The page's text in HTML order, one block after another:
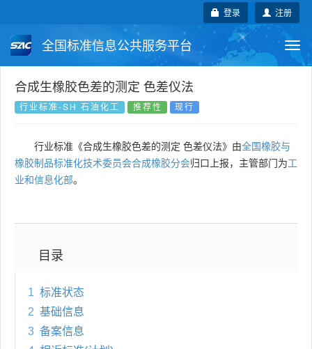
注册
登录
全国标准信息公共服务平台
国家标准 行业标准
国外标准 技术委员会
合成生橡胶色差的测定 色差仪法
行业标准-SH 石油化工 推荐性 现行
行业标准《合成生橡胶色差的测定 色差仪法》由全国橡胶与
橡胶制品标准化技术委员会合成橡胶分会归口上报，主管部门为工
业和信息化部。
目录
1 标准状态
2 基础信息
3 备案信息